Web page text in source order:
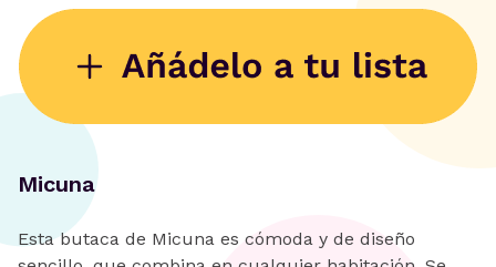
Micuna
Esta butaca de Micuna es cómoda y de diseño